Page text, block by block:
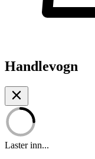
Handlevogn
Laster inn...